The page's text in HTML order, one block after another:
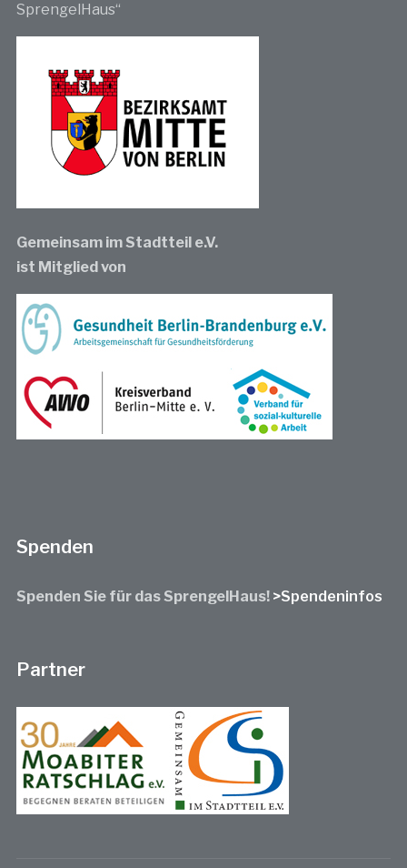
SprengelHaus“
Gemeinsam im Stadtteil e.V.
ist Mitglied von
Spenden
Spenden Sie für das SprengelHaus! >Spendeninfos
Partner